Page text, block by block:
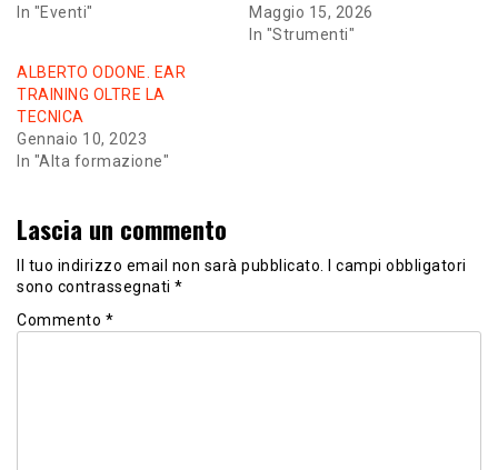
In "Eventi"
Maggio 15, 2026
In "Strumenti"
ALBERTO ODONE. EAR
TRAINING OLTRE LA
TECNICA
Gennaio 10, 2023
In "Alta formazione"
Lascia un commento
Il tuo indirizzo email non sarà pubblicato.
I campi obbligatori
sono contrassegnati *
Commento *